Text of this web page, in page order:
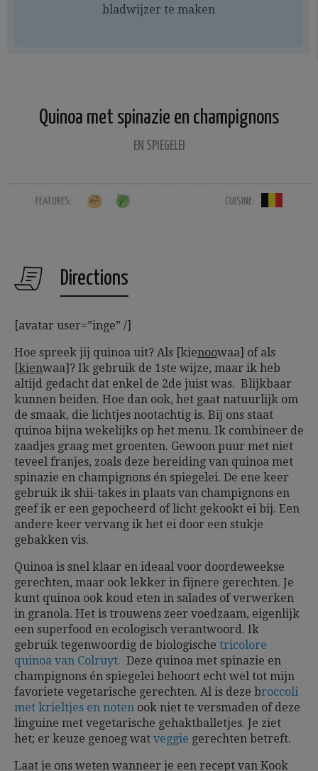
bladwijzer te maken
Quinoa met spinazie en champignons
EN SPIEGELEI
FEATURES: CUISINE:
Directions
[avatar user=”inge” /]
Hoe spreek jij quinoa uit? Als [kienoowaa] of als
kienwaa]? Ik gebruik de 1ste wijze, maar ik heb
altijd gedacht dat enkel de 2de juist was. Blijkbaar
kunnen beiden. Hoe dan ook, het gaat natuurlijk om
de smaak, die lichtjes nootachtig is. Bij ons staat
quinoa bijna wekelijks op het menu. Ik combineer de
zaadjes graag met groenten. Gewoon puur met niet
teveel franjes, zoals deze bereiding van quinoa met
spinazie en champignons én spiegelei. De ene keer
gebruik ik shii-takes in plaats van champignons en
geef ik er een gepocheerd of licht gekookt ei bij. Een
andere keer vervang ik het ei door een stukje
gebakken vis.
Quinoa is snel klaar en ideaal voor doordeweekse
gerechten, maar ook lekker in fijnere gerechten. Je
kunt quinoa ook koud eten in salades of verwerken
in granola. Het is trouwens zeer voedzaam, eigenlijk
een superfood en ecologisch verantwoord. Ik
gebruik tegenwoordig de biologische tricolore
quinoa van Colruyt. Deze quinoa met spinazie en
champignons én spiegelei behoort echt wel tot mijn
favoriete vegetarische gerechten. Al is deze broccoli
met krieltjes en noten ook niet te versmaden of deze
linguine met vegetarische gehaktballetjes. Je ziet
het; er keuze genoeg wat veggie gerechten betreft.
Laat je ons weten wanneer je een recept van Kook